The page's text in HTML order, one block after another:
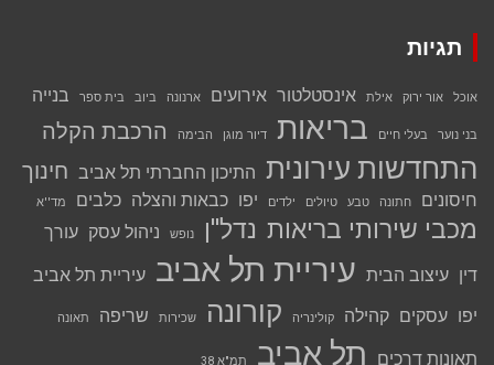
תגיות
אוכל אור ירוק אילת אינסטלטור אירועים ארנונה ביוב בית ספר בנייה
בני נוער בעלי חיים בריאות דיור מוגן הבימה הרכבת הקלה
התחדשות עירונית התיכון החברתי תל אביב חינוך
חיסונים חתונה טבע טיולים ילדים יפו כבאות והצלה כלבים מד''א
מכבי שירותי בריאות נדל''ן נופש ניהול עסק עורך
דין עיצוב הבית עיריית תל אביב עיריית תל אביב
יפו עסקים קהילה קולינריה קורונה שכירות שריפה תאונה
תאונות דרכים תל אביב תמ"א 38